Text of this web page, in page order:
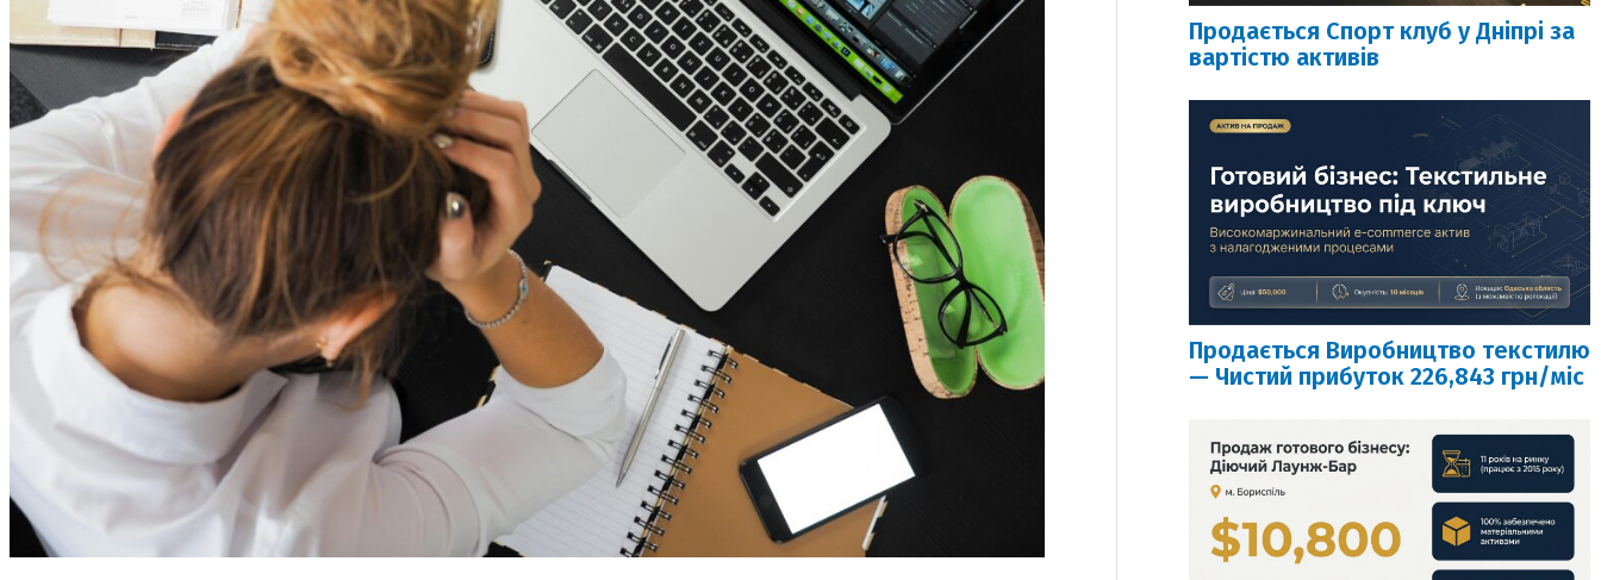
Продається Спорт клуб у Дніпрі за
вартістю активів
Продається Виробництво текстилю
— Чистий прибуток 226,843 грн/міс